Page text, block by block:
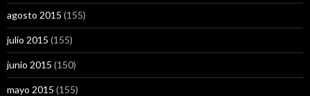
agosto 2015 (155)
julio 2015 (155)
junio 2015 (150)
mayo 2015 (155)